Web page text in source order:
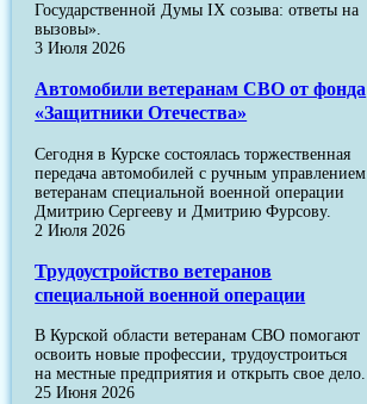
Государственной Думы IX созыва: ответы на
вызовы».
3 Июля 2026
Автомобили ветеранам СВО от фонда
«Защитники Отечества»
Сегодня в Курске состоялась торжественная
передача автомобилей с ручным управлением
ветеранам специальной военной операции
Дмитрию Сергееву и Дмитрию Фурсову.
2 Июля 2026
Трудоустройство ветеранов
специальной военной операции
В Курской области ветеранам СВО помогают
освоить новые профессии, трудоустроиться
на местные предприятия и открыть свое дело.
25 Июня 2026